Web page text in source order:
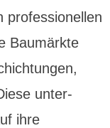
profes­sionellen
Baumärkte
unter­
ihre